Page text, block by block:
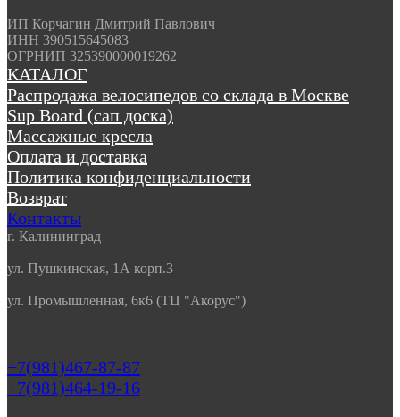
ИП Корчагин Дмитрий Павлович
ИНН 390515645083
ОГРНИП 325390000019262
КАТАЛОГ
Распродажа велосипедов со склада в Москве
Sup Board (сап доска)
Массажные кресла
Оплата и доставка
Политика конфиденциальности
Возврат
Контакты
г. Калининград
ул. Пушкинская, 1А корп.3
ул. Промышленная, 6к6 (ТЦ "Акорус")
+7(981)467-87-87
+7(981)464-19-16